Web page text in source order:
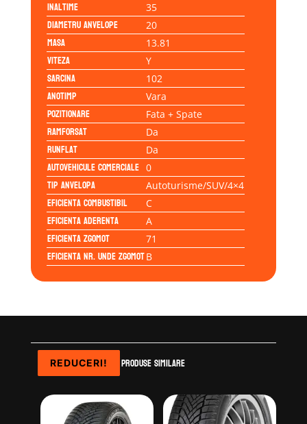
Inaltime 35
Diametru anvelope 20
Masa 13.81
Viteza Y
Sarcina 102
Anotimp Vara
Pozitionare Fata + Spate
Ramforsat Da
Runflat Da
Autovehicule comerciale 0
Tip anvelopa Autoturisme/SUV/4×4
Eficienta Combustibil C
Eficienta Aderenta A
Eficienta Zgomot 71
Eficienta Nr. Unde ZgomotB
Produse similare
REDUCERI!
REDUCERI!
REDUCERI!
REDUCERI!